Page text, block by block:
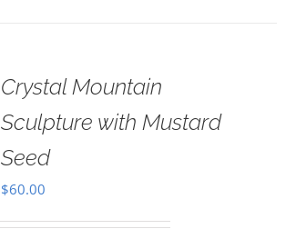
Crystal Mountain
Sculpture with Mustard
Seed
$60.00